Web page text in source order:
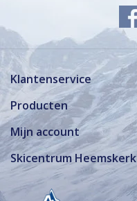
Klantenservice
Producten
Mijn account
Skicentrum Heemskerk